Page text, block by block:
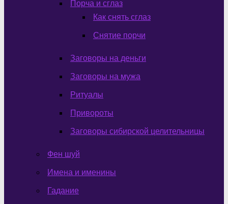
Порча и сглаз
Как снять сглаз
Снятие порчи
Заговоры на деньги
Заговоры на мужа
Ритуалы
Привороты
Заговоры сибирской целительницы
Фен шуй
Имена и именины
Гадание